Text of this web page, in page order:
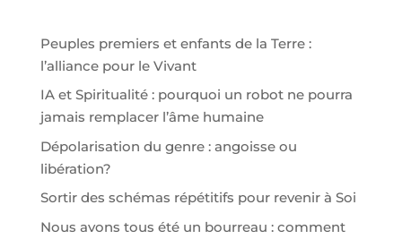
Peuples premiers et enfants de la Terre :
l’alliance pour le Vivant
IA et Spiritualité : pourquoi un robot ne pourra
jamais remplacer l’âme humaine
Dépolarisation du genre : angoisse ou
libération?
Sortir des schémas répétitifs pour revenir à Soi
Nous avons tous été un bourreau : comment